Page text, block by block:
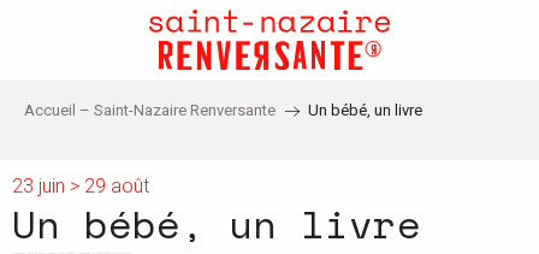
principal
Accueil – Saint-Nazaire Renversante Un bébé, un livre
23 juin > 29 août
Un bébé, un livre